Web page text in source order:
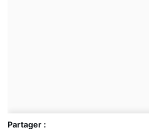
Partager :